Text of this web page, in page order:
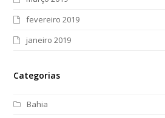
fevereiro 2019
janeiro 2019
Categorias
Bahia